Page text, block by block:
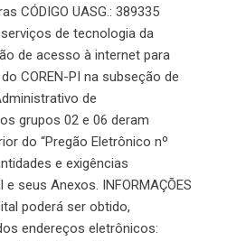
CÓDIGO UASG.: 389335
de tecnologia da
de acesso à internet para
COREN-PI na subseção de
de
grupos 02 e 06 deram
do “Pregão Eletrônico nº
e exigências
seus Anexos. INFORMAÇÕES
poderá ser obtido,
endereços eletrônicos: